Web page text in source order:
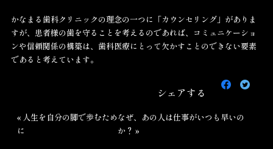
かなまる歯科クリニックの理念の一つに「カウンセリング」がありま
すが、患者様の歯を守ることを考えるのであれば、コミュニケーショ
ンや信頼関係の構築は、歯科医療にとって欠かすことのできない要素
であると考えています。
シェアする で
ェ
ア
で
« 人生を自分の脚で歩むため
に
なぜ、あの人は仕事がいつも早いの
か？ »